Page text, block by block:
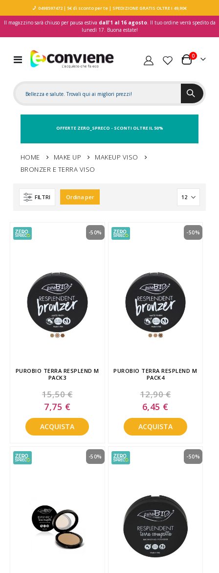
0498597472| 5€ di sconto per te| SPEDIZIONE GRATIS OLTRE I 49,90€
Il magazzino sarà chiuso per pausa estiva dall'1 al 16 agosto. Il tuo ordine verrà spedito da
lunedì 17. Buona estate!
Toggle
Nav
Carrello
0elementi
OFFERTE ZERO_SPRECO - SCONTI OLTRE IL 50%
HOME MAKE UP
MAKEUP VISO
BRONZER E TERRA VISO
FILTRI Ordina per
PUROBIO TERRA RESPLEND M
PACK3
15,50 €
-50%
Special
Price
7,75 €
ACQUISTA
PUROBIO TERRA RESPLEND M
PACK4
12,90 €
-50%
Special
Price
6,45 €
ACQUISTA
-50% -50%